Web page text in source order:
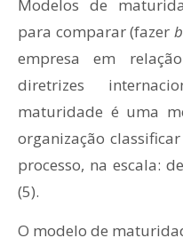
Modelos de
para comparar (fazer
empresa em
diretrizes
maturidade é uma
organização
processo, na escala:
(5).
O modelo de